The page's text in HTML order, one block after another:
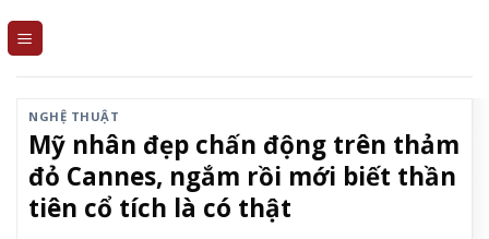
NGHỆ THUẬT
Mỹ nhân đẹp chấn động trên thảm
đỏ Cannes, ngắm rồi mới biết thần
tiên cổ tích là có thật